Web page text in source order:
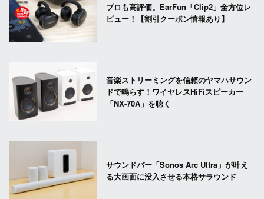
プロも高評価。EarFun「Clip2」全方位レ
ビュー！【割引クーポン情報あり】
音楽ストリーミングを信頼のヤマハサウン
ドで鳴らす！ワイヤレスHiFiスピーカー
「NX-70A」を聴く
サウンドバー「Sonos Arc Ultra」が叶え
る大画面に没入させる本格サラウンド